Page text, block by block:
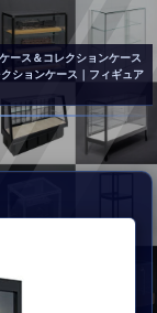
ケース＆コレクションケース
ションケース｜フィギュア